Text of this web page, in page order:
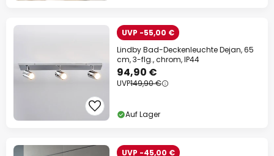
UVP -55,00 €
Lindby Bad-Deckenleuchte Dejan, 65
cm, 3-flg., chrom, IP44
94,90 €
UVP149,90 €
Auf Lager
UVP -45,00 €